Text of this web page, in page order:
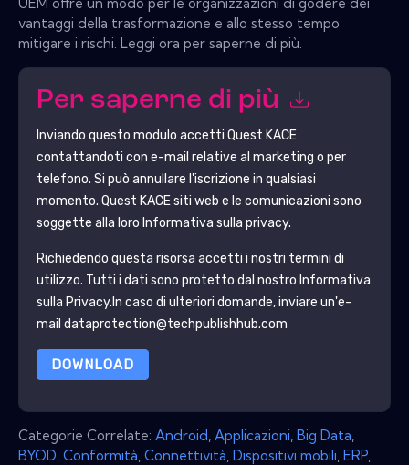
vantaggi della trasformazione e allo stesso tempo
mitigare i rischi. Leggi ora per saperne di più.
Per saperne di più
Inviando questo modulo accetti Quest KACE
contattandoti con e-mail relative al marketing o per
telefono. Si può annullare l'iscrizione in qualsiasi
momento. Quest KACEsiti web e le comunicazioni sono
soggette alla loro Informativa sulla privacy.
Richiedendo questa risorsa accetti i nostri termini di
utilizzo. Tutti i dati sono protetto dal nostro Informativa
sulla Privacy.In caso di ulteriori domande, inviare un'e-
mail dataprotection@techpublishhub.com
DOWNLOAD
Categorie Correlate: Android Applicazioni Big Data
BYOD Conformità Connettività Dispositivi mobili ERP